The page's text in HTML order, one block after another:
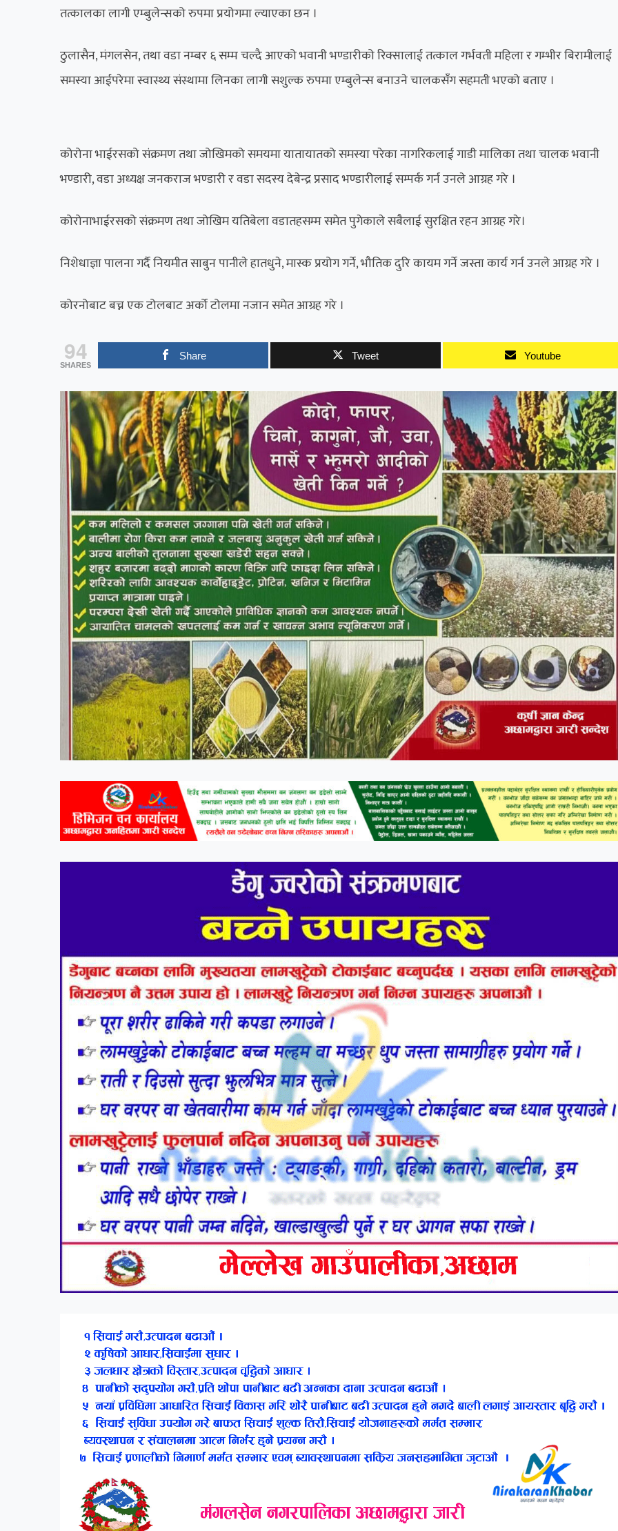
तत्कालका लागी एम्बुलेन्सको रुपमा प्रयोगमा ल्याएका छन ।
ठुलासैन, मंगलसेन, तथा वडा नम्बर ६ सम्म चल्दै आएको भवानी भण्डारीको रिक्सालाई तत्काल गर्भवती महिला र गम्भीर बिरामीलाई
समस्या आईपरेमा स्वास्थ्य संस्थामा लिनका लागी सशुल्क रुपमा एम्बुलेन्स बनाउने चालकसँग सहमती भएको बताए ।
कोरोना भाईरसको संक्रमण तथा जोखिमको समयमा यातायातको समस्या परेका नागरिकलाई गाडी मालिका तथा चालक भवानी
भण्डारी, वडा अध्यक्ष जनकराज भण्डारी र वडा सदस्य देबेन्द्र प्रसाद भण्डारीलाई सम्पर्क गर्न उनले आग्रह गरे ।
कोरोनाभाईरसको संक्रमण तथा जोखिम यतिबेला वडातहसम्म समेत पुगेकाले सबैलाई सुरक्षित रहन आग्रह गरे।
निशेधाज्ञा पालना गर्दै नियमीत साबुन पानीले हातधुने, मास्क प्रयोग गर्ने, भौतिक दुरि कायम गर्ने जस्ता कार्य गर्न उनले आग्रह गरे ।
कोरनोबाट बच्न एक टोलबाट अर्को टोलमा नजान समेत आग्रह गरे ।
94
SHARES
Share Tweet Youtube